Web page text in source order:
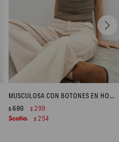
MUSCULOSA CON BOTONES EN HOMBROS - VERDE OLIVA
$690 $ 299
$ 254